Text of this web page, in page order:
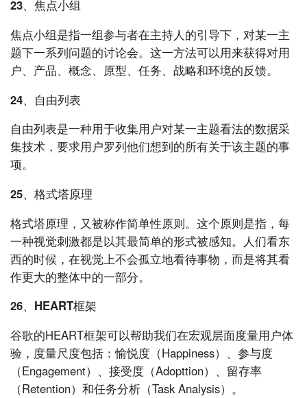
23、焦点小组
焦点小组是指一组参与者在主持人的引导下，对某一主
题下一系列问题的讨论会。这一方法可以用来获得对用
户、产品、概念、原型、任务、战略和环境的反馈。
24、自由列表
自由列表是一种用于收集用户对某一主题看法的数据采
集技术，要求用户罗列他们想到的所有关于该主题的事
项。
25、格式塔原理
格式塔原理，又被称作简单性原则。这个原则是指，每
一种视觉刺激都是以其最简单的形式被感知。人们看东
西的时候，在视觉上不会孤立地看待事物，而是将其看
作更大的整体中的一部分。
26、HEART框架
谷歌的HEART框架可以帮助我们在宏观层面度量用户体
验，度量尺度包括：愉悦度（Happiness）、参与度
（Engagement）、接受度（Adopttion）、留存率
（Retention）和任务分析（Task Analysis）。